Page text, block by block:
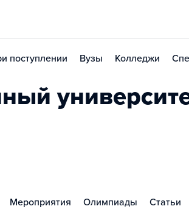
поступлении Вузы Колледжи
Мероприятия Олимпиады Статьи